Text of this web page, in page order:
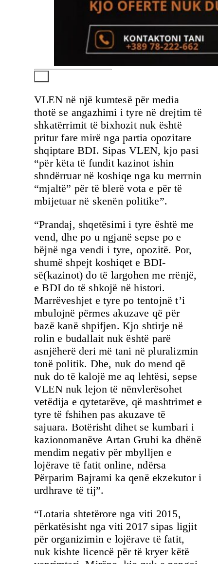
VLEN në një kumtesë për media
thotë se angazhimi i tyre në drejtim të
shkatërrimit të bixhozit nuk është
pritur fare mirë nga partia opozitare
shqiptare BDI. Sipas VLEN, kjo pasi
“për këta të fundit kazinot ishin
shndërruar në koshiqe nga ku merrnin
“mjaltë” për të blerë vota e për të
mbijetuar në skenën politike”.
“Prandaj, shqetësimi i tyre është me
vend, dhe po u ngjanë sepse po e
bëjnë nga vendi i tyre, opozitë. Por,
shumë shpejt koshiqet e BDI-
së(kazinot) do të largohen me rrënjë,
e BDI do të shkojë në histori.
Marrëveshjet e tyre po tentojnë t’i
mbulojnë përmes akuzave që për
bazë kanë shpifjen. Kjo shtirje në
rolin e budallait nuk është parë
asnjëherë deri më tani në pluralizmin
tonë politik. Dhe, nuk do mend që
nuk do të kalojë me aq lehtësi, sepse
VLEN nuk lejon të nënvlerësohet
vetëdija e qytetarëve, që mashtrimet e
tyre të fshihen pas akuzave të
sajuara. Botërisht dihet se kumbari i
kazionomanëve Artan Grubi ka dhënë
mendim negativ për mbylljen e
lojërave të fatit online, ndërsa
Përparim Bajrami ka qenë ekzekutor i
urdhrave të tij”.
“Lotaria shtetërore nga viti 2015,
përkatësisht nga viti 2017 sipas ligjit
për organizimin e lojërave të fatit,
nuk kishte licencë për të kryer këtë